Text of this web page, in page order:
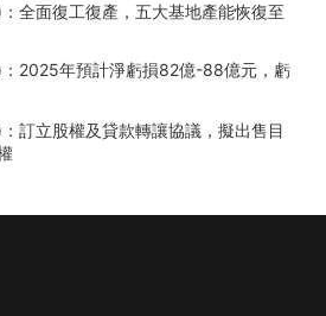
全面復工復產，五大基地產能恢復至
2025年預計淨虧損82億-88億元，虧
訂立股權及貸款轉讓協議，擬出售目